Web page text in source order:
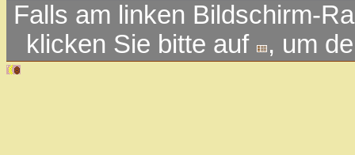
Falls am linken Bildschirm-
klicken Sie bitte auf
, um